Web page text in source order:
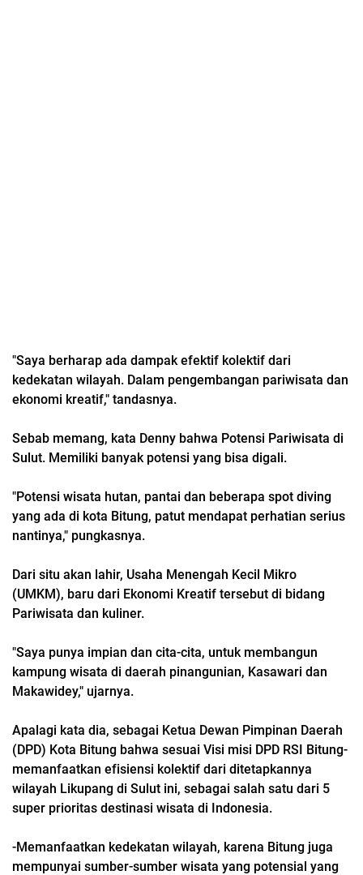
"Saya berharap ada dampak efektif kolektif dari
kedekatan wilayah. Dalam pengembangan pariwisata dan
ekonomi kreatif," tandasnya.
Sebab memang, kata Denny bahwa Potensi Pariwisata di
Sulut. Memiliki banyak potensi yang bisa digali.
"Potensi wisata hutan, pantai dan beberapa spot diving
yang ada di kota Bitung, patut mendapat perhatian serius
nantinya," pungkasnya.
Dari situ akan lahir, Usaha Menengah Kecil Mikro
(UMKM), baru dari Ekonomi Kreatif tersebut di bidang
Pariwisata dan kuliner.
"Saya punya impian dan cita-cita, untuk membangun
kampung wisata di daerah pinangunian, Kasawari dan
Makawidey," ujarnya.
Apalagi kata dia, sebagai Ketua Dewan Pimpinan Daerah
(DPD) Kota Bitung bahwa sesuai Visi misi DPD RSI Bitung-
memanfaatkan efisiensi kolektif dari ditetapkannya
wilayah Likupang di Sulut ini, sebagai salah satu dari 5
super prioritas destinasi wisata di Indonesia.
-Memanfaatkan kedekatan wilayah, karena Bitung juga
mempunyai sumber-sumber wisata yang potensial yang